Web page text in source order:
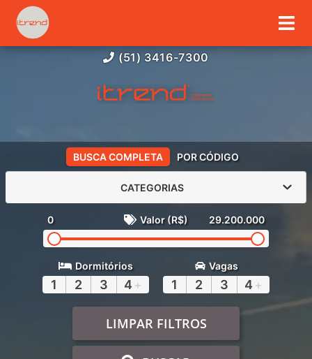
(51) 3416-7300
BUSCA COMPLETA POR CÓDIGO
CATEGORIAS
0 Valor (R$) 29.200.000
Dormitórios
1 2 3 4 +
Vagas
1 2 3 4 +
LIMPAR FILTROS